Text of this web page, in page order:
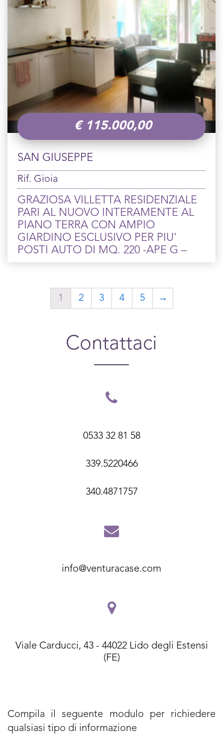
€115.000,00
SAN GIUSEPPE
Rif. Gioia
GRAZIOSA VILLETTA RESIDENZIALE
PARI AL NUOVO INTERAMENTE AL
PIANO TERRA CON AMPIO
GIARDINO ESCLUSIVO PER PIU’
POSTI AUTO DI MQ. 220 -APE G –
1 2 3 4 5 →
Contattaci
0533 32 81 58
339.5220466
340.4871757
info@venturacase.com
Viale Carducci, 43 - 44022 Lido degli Estensi
(FE)
Compila il seguente modulo per richiedere
qualsiasi tipo di informazione